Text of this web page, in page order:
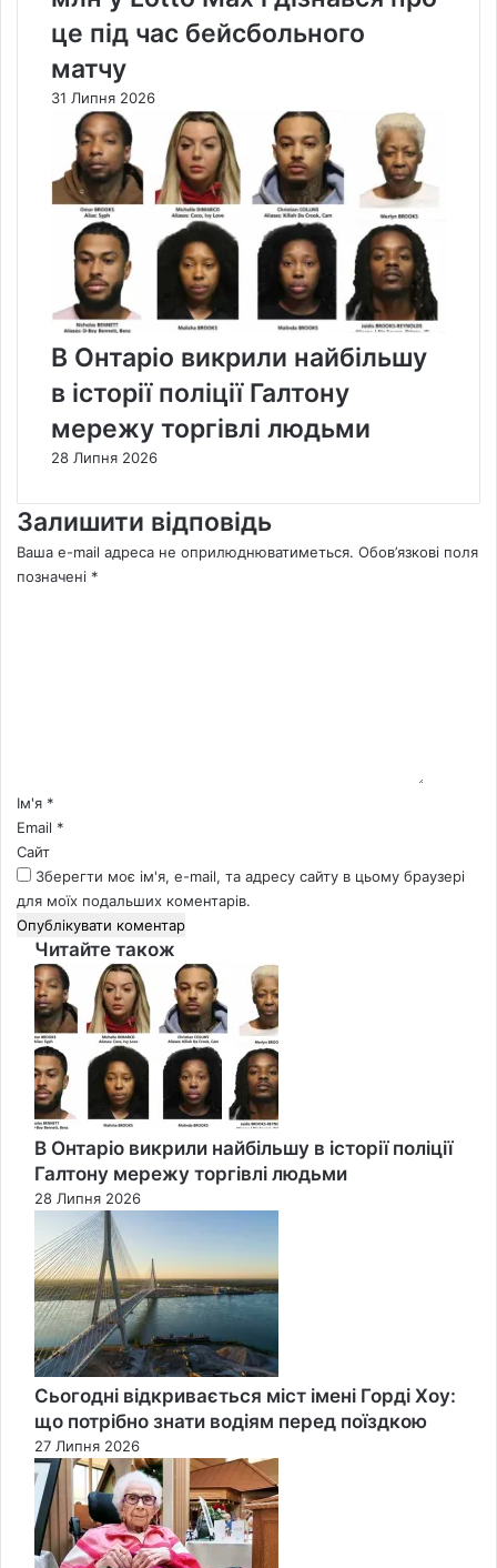
це під час бейсбольного
матчу
31 Липня 2026
В Онтаріо викрили найбільшу
в історії поліції Галтону
мережу торгівлі людьми
28 Липня 2026
Залишити відповідь
Ваша e-mail адреса не оприлюднюватиметься. Обов’язкові поля
позначені *
*Ім'я *
Email *
Сайт
Зберегти моє ім'я, e-mail, та адресу сайту в цьому браузері
для моїх подальших коментарів.
Читайте також
Close
В Онтаріо викрили найбільшу в історії поліції
Галтону мережу торгівлі людьми
28 Липня 2026
Сьогодні відкривається міст імені Горді Хоу:
що потрібно знати водіям перед поїздкою
27 Липня 2026